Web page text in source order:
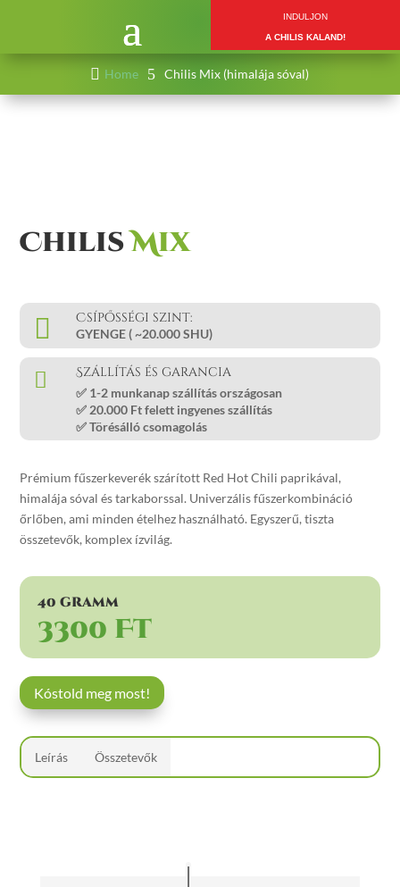
INDULJON
A CHILIS KALAND!
 Home 5 Chilis Mix (himalája sóval)
Chilis Mix
 Csípősségi szint:
GYENGE (~20.000 SHU)
 Szállítás és garancia
✅ 1-2 munkanapszállítás országosan
✅ 20.000 Ft felett ingyenesszállítás
✅Törésállócsomagolás
Prémium fűszerkeverék szárított Red Hot Chili paprikával,
himalája sóval és tarkaborssal. Univerzális fűszerkombináció
őrlőben, ami minden ételhez használható. Egyszerű, tiszta
összetevők, komplex ízvilág.
40 gramm
3300 Ft
Kóstold meg most!
Leírás Összetevők